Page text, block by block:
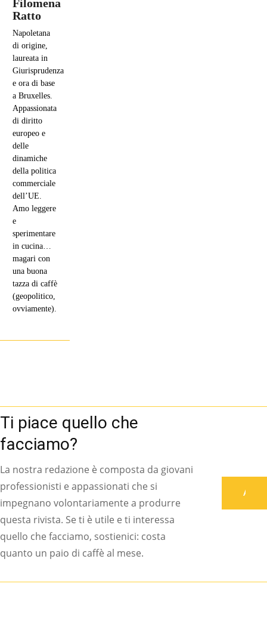
Filomena
Ratto
Napoletana
di origine,
laureata in
Giurisprudenza
e ora di base
a Bruxelles.
Appassionata
di diritto
europeo e
delle
dinamiche
della politica
commerciale
dell’UE.
Amo leggere
e
sperimentare
in cucina…
magari con
una buona
tazza di caffè
(geopolitico,
ovviamente).
Ti piace quello che
facciamo?
La nostra redazione è composta da giovani
professionisti e appassionati che si
impegnano volontariamente a produrre
questa rivista. Se ti è utile e ti interessa
quello che facciamo, sostienici: costa
quanto un paio di caffè al mese.